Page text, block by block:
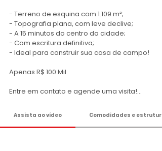
- Terreno de esquina com 1.109 m²;
- Topografia plana, com leve declive;
- A 15 minutos do centro da cidade;
- Com escritura definitiva;
- Ideal para construir sua casa de campo!
Apenas R$ 100 Mil
Entre em contato e agende uma visita!
DELMASSO IMÓVEIS - DESDE 1980
Tel: 15 3241.2846
WhatsApp: 15 98178-0158
Assista ao vídeo Comodidades e estrutura